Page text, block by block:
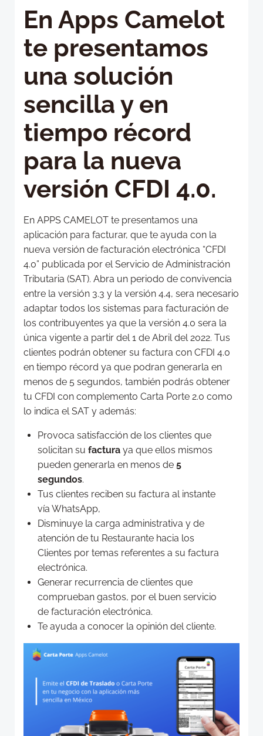
En Apps Camelot
te presentamos
una solución
sencilla y en
tiempo récord
para la nueva
versión CFDI 4.0.
En APPS CAMELOT te presentamos una
aplicación para facturar, que te ayuda con la
nueva versión de facturación electrónica “CFDI
4.0” publicada por el Servicio de Administración
Tributaria (SAT). Abra un periodo de convivencia
entre la versión 3.3 y la versión 4.4, sera necesario
adaptar todos los sistemas para facturación de
los contribuyentes ya que la versión 4.0 sera la
única vigente a partir del 1 de Abril del 2022. Tus
clientes podrán obtener su factura con CFDI 4.0
en tiempo récord ya que podran generarla en
menos de 5 segundos, también podrás obtener
tu CFDI con complemento Carta Porte 2.0 como
lo indica el SAT y además:
Provoca satisfacción de los clientes que
solicitan su factura ya que ellos mismos
pueden generarla en menos de 5
segundos.
Tus clientes reciben su factura al instante
vía WhatsApp,
Disminuye la carga administrativa y de
atención de tu Restaurante hacia los
Clientes por temas referentes a su factura
electrónica.
Generar recurrencia de clientes que
comprueban gastos, por el buen servicio
de facturación electrónica.
Te ayuda a conocer la opinión del cliente.